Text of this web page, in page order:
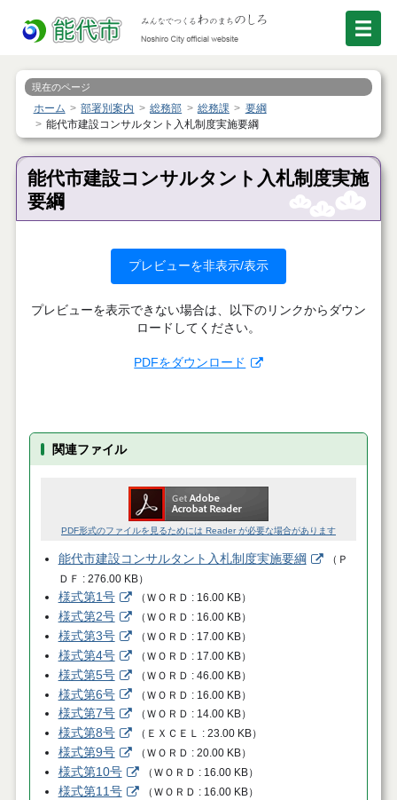
現在のページ
ホーム 部署別案内 総務部 総務課
要綱
能代市建設コンサルタント入札制度実施要綱
能代市建設コンサルタント入札制度実施
要綱
プレビューを非表示/表示
プレビューを表示できない場合は、以下のリンクからダウン
ロードしてください。
PDFをダウンロード
関連ファイル
PDF形式のファイルを見るためには Reader が必要な場合があります
能代市建設コンサルタント入札制度実施要綱 （ Ｐ
ＤＦ
276.00 KB）
様式第1号 （ ＷＯＲＤ 16.00 KB）
様式第2号 （ ＷＯＲＤ 16.00 KB）
様式第3号 （ ＷＯＲＤ 17.00 KB）
様式第4号 （ ＷＯＲＤ 17.00 KB）
様式第5号 （ ＷＯＲＤ 46.00 KB）
様式第6号 （ ＷＯＲＤ 16.00 KB）
様式第7号 （ ＷＯＲＤ 14.00 KB）
様式第8号 （ ＥＸＣＥＬ 23.00 KB）
様式第9号 （ ＷＯＲＤ 20.00 KB）
様式第10号 （ ＷＯＲＤ 16.00 KB）
様式第11号 （ ＷＯＲＤ 16.00 KB）